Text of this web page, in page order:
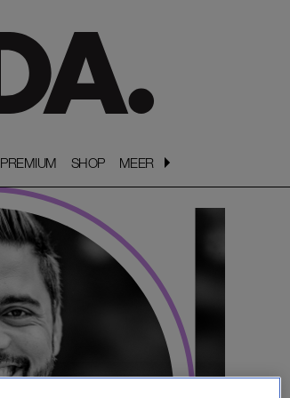
PREMIUM
PREMIUM SHOP
SHOP MEER
MEER